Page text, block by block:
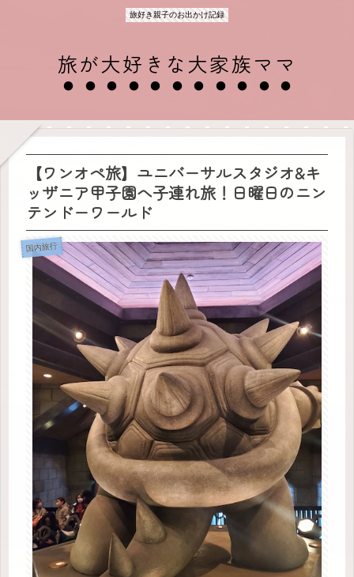
旅好き親子のお出かけ記録
旅が大好きな大家族ママ
【ワンオペ旅】ユニバーサルスタジオ&キ
ッザニア甲子園へ子連れ旅！日曜日のニン
テンドーワールド
国内旅行